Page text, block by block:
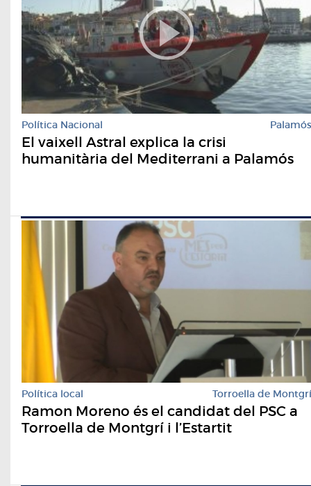
Política Nacional Palamós
El vaixell Astral explica la crisi
humanitària del Mediterrani a Palamós
Política local Torroella de Montgrí
Ramon Moreno és el candidat del PSC a
Torroella de Montgrí i l’Estartit